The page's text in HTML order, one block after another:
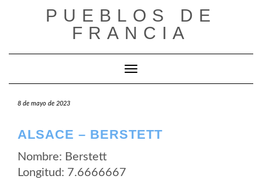
PUEBLOS DE
FRANCIA
Cambiar modo de navegación
8 de mayo de 2023
ALSACE – BERSTETT
Nombre: Berstett
Longitud: 7.6666667